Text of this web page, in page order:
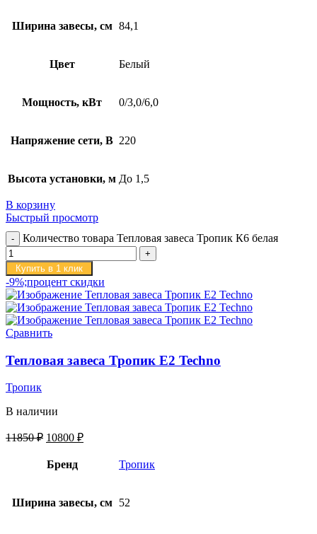
Ширина завесы, см 84,1
Цвет Белый
Мощность, кВт 0/3,0/6,0
Напряжение сети, В 220
Высота установки, м До 1,5
В корзину
Быстрый просмотр
Количество товара Тепловая завеса Тропик К6 белая
Купить в 1 клик
-9%;процент скидки
Сравнить
Тепловая завеса Тропик E2 Techno
Тропик
В наличии
11850₽ 10800 ₽
Бренд Тропик
Ширина завесы, см 52